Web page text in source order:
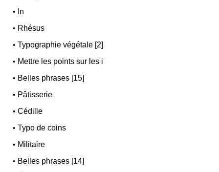
• In
• Rhésus
•Typographie végétale [2]
• Mettre les points sur les i
• Belles phrases [15]
• Pâtisserie
•Cédille
•Typo de coins
• Militaire
• Belles phrases [14]